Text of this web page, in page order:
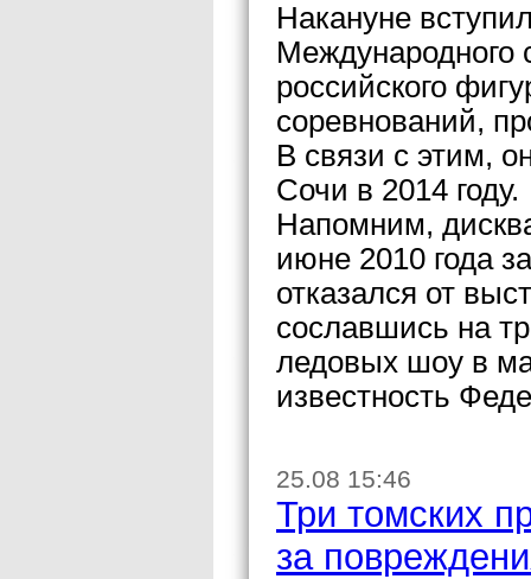
Накануне
Международного
российского
соревнований,
В связи с этим,
Сочи в 2014 году.
Напомним,
июне 2010 года
отказался от
сославшись на
ледовых шоу в
известность
25.08 15:46
Три томских
за